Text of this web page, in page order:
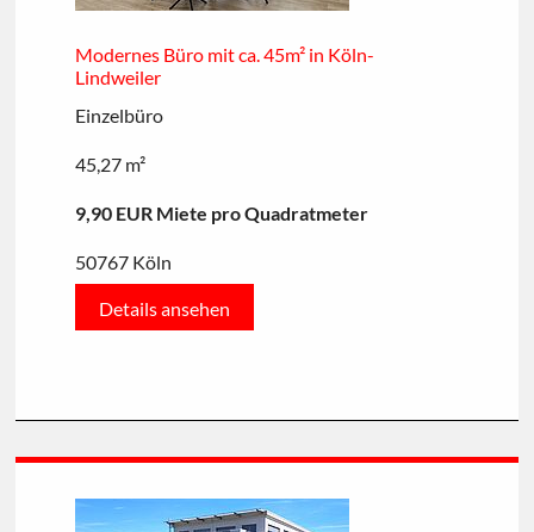
Modernes Büro mit ca. 45m² in Köln-
Lindweiler
Einzelbüro
45,27 m²
9,90 EUR Miete pro Quadratmeter
50767 Köln
Details ansehen